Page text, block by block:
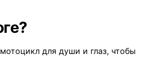
для души и глаз, чтобы